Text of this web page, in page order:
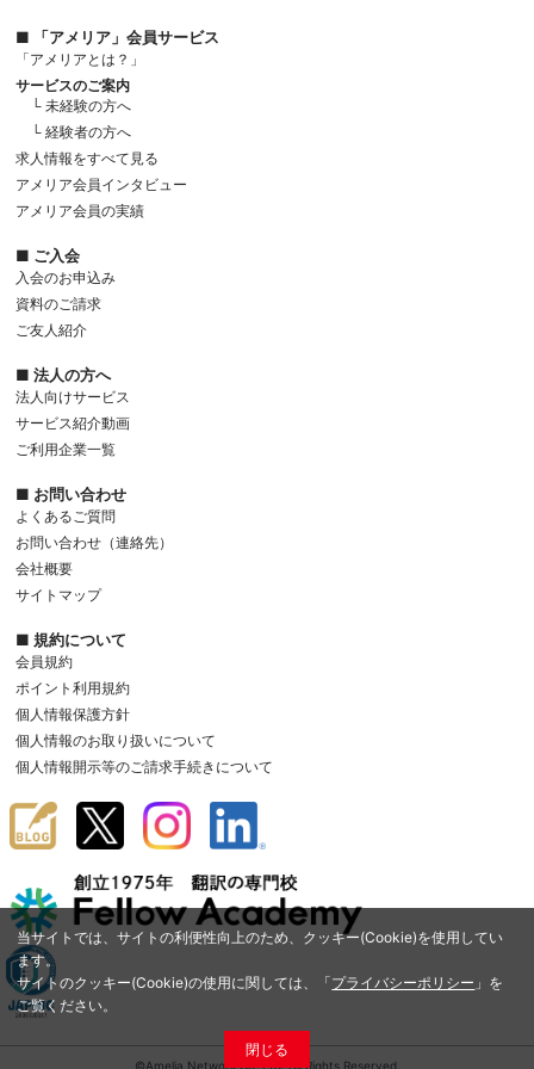
当サイトでは、サイトの利便性向上のため、クッキー(Cookie)を使用してい
ます。
サイトのクッキー(Cookie)の使用に関しては、「プライバシーポリシー 」を
ご覧ください。
閉じる
■ 「アメリア」会員サービス
「アメリアとは？」
サービスのご案内
└ 未経験の方へ
└ 経験者の方へ
求人情報をすべて見る
アメリア会員インタビュー
アメリア会員の実績
■ ご入会
入会のお申込み
資料のご請求
ご友人紹介
■ 法人の方へ
法人向けサービス
サービス紹介動画
ご利用企業一覧
■ お問い合わせ
よくあるご質問
お問い合わせ（連絡先）
会社概要
サイトマップ
■ 規約について
会員規約
ポイント利用規約
個人情報保護方針
個人情報のお取り扱いについて
個人情報開示等のご請求手続きについて
©Amelia Network Co.,Ltd. All Rights Reserved.